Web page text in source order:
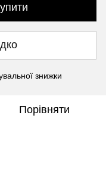
знижки
Порівняти